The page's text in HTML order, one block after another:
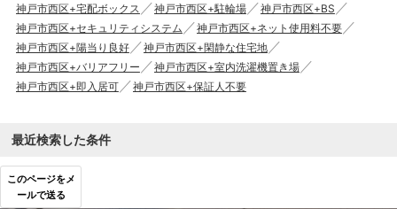
神戸市西区+宅配ボックス
神戸市西区+駐輪場
神戸市西区+BS
神戸市西区+セキュリティシステム
神戸市西区+ネット使用料不要
神戸市西区+陽当り良好
神戸市西区+閑静な住宅地
神戸市西区+バリアフリー
神戸市西区+室内洗濯機置き場
神戸市西区+即入居可
神戸市西区+保証人不要
最近検索した条件
このページをメ
ールで送る